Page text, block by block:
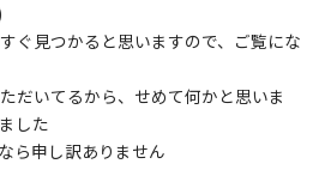
ぐ見つかると思いますので、ご覧にな
だいてるから、せめて何かと思いま
した
ら申し訳ありません